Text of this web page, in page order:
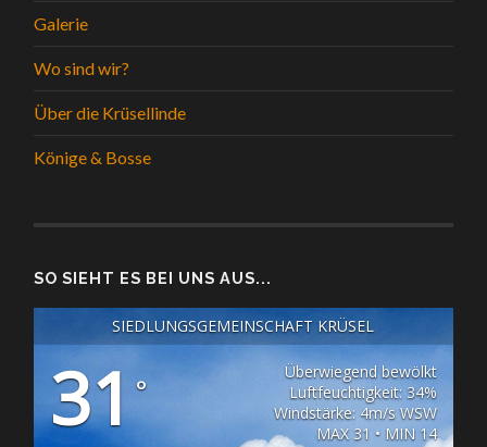
Galerie
Wo sind wir?
Über die Krüsellinde
Könige & Bosse
SO SIEHT ES BEI UNS AUS...
SIEDLUNGSGEMEINSCHAFT KRÜSEL
31°
Überwiegend bewölkt
Luftfeuchtigkeit: 34%
Windstärke: 4m/s WSW
MAX 31 • MIN 14